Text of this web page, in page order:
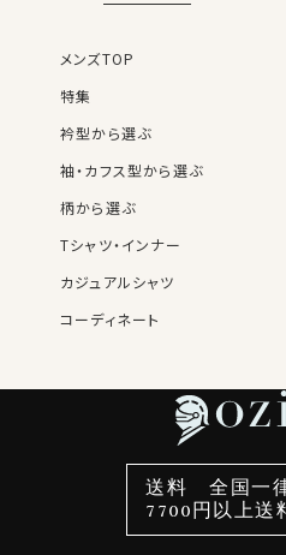
メンズTOP
特集
衿型から選ぶ
袖・カフス型から選ぶ
柄から選ぶ
Tシャツ・インナー
カジュアルシャツ
コーディネート
スタイルから選ぶ
財布・名刺入れ送料 全国一
7700円以上送